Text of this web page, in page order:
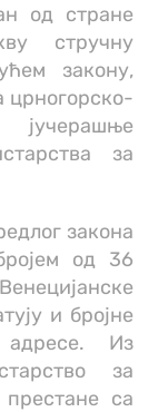
од стране
стручну
закону,
црногорско-
за
закона
од 36
и бројне
адресе. Из
за
са